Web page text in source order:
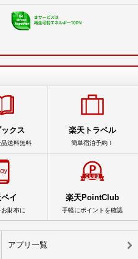
クス
送料無料
楽天トラベル
簡単宿泊予約！
イ
財布に
楽天PointClub
手軽にポイントを確認
アプリ一覧